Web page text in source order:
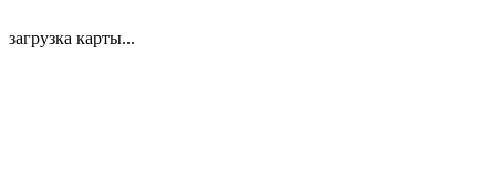
загрузка карты...